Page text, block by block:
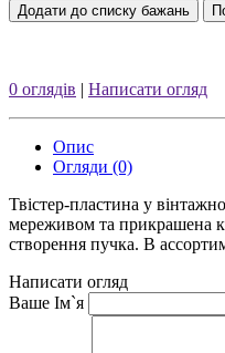
Додати до списку бажань
0 оглядів | Написати огляд
Опис
Огляди (0)
Твістер-пластина у
мереживом та прикрашена
створення пучка. В
Написати огляд
Ваше Ім`я